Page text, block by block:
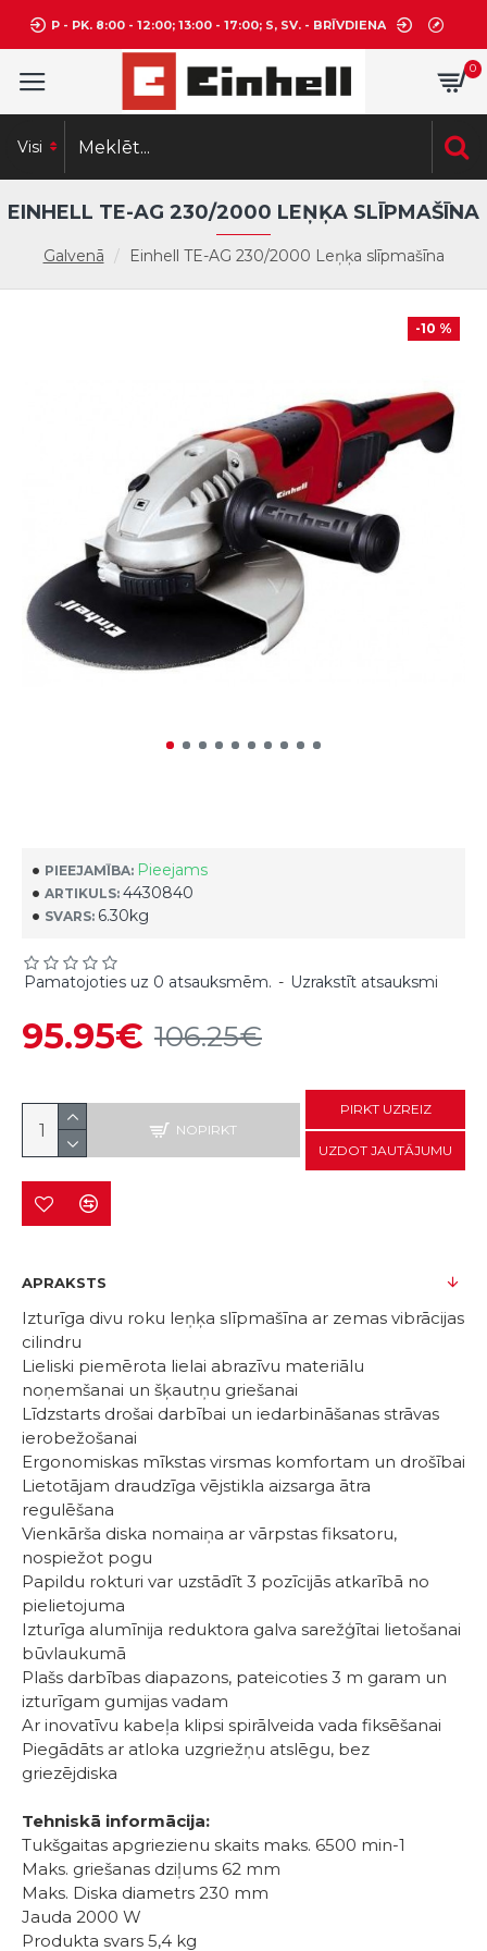
P - PK. 8:00 - 12:00; 13:00 - 17:00; S, SV. - BRĪVDIENA
0
Visi
Galvenā Einhell TE-AG 230/2000 Leņķa slīpmašīna
EINHELL TE-AG 230/2000 LEŅĶA SLĪPMAŠĪNA
-10 %
PIEEJAMĪBA: Pieejams
ARTIKULS: 4430840
SVARS: 6.30kg
Pamatojoties uz 0 atsauksmēm. - Uzrakstīt atsauksmi
95.95€ 106.25€
NOPIRKT
PIRKT UZREIZ
UZDOT JAUTĀJUMU
APRAKSTS
Izturīga divu roku leņķa slīpmašīna ar zemas vibrācijas
cilindru
Lieliski piemērota lielai abrazīvu materiālu
noņemšanai un šķautņu griešanai
Līdzstarts drošai darbībai un iedarbināšanas strāvas
ierobežošanai
Ergonomiskas mīkstas virsmas komfortam un drošībai
Lietotājam draudzīga vējstikla aizsarga ātra
regulēšana
Vienkārša diska nomaiņa ar vārpstas fiksatoru,
nospiežot pogu
Papildu rokturi var uzstādīt 3 pozīcijās atkarībā no
pielietojuma
Izturīga alumīnija reduktora galva sarežģītai lietošanai
būvlaukumā
Plašs darbības diapazons, pateicoties 3 m garam un
izturīgam gumijas vadam
Ar inovatīvu kabeļa klipsi spirālveida vada fiksēšanai
Piegādāts ar atloka uzgriežņu atslēgu, bez
griezējdiska
Tehniskā informācija:
Tukšgaitas apgriezienu skaits maks. 6500 min-1
Maks. griešanas dziļums 62 mm
Maks. Diska diametrs 230 mm
Jauda 2000 W
Produkta svars 5,4 kg